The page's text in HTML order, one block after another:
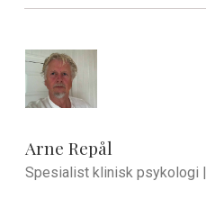
Arne Repål
Spesialist klinisk psykologi |